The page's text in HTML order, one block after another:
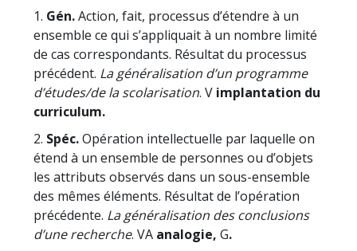
1. Gén.Action, fait, processus d’étendre à un
ensemble ce qui s’appliquait à un nombre limité
de cas correspondants. Résultat du processus
précédent. La généralisation d’un programme
d’études/de la scolarisation. V implantation du
curriculum.
2. Spéc.Opération intellectuelle par laquelle on
étend à un ensemble de personnes ou d’objets
les attributs observés dans un sous-ensemble
des mêmes éléments. Résultat de l’opération
précédente. La généralisation des conclusions
d’une recherche. VAanalogie, G.